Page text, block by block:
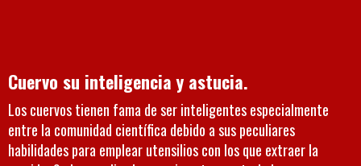
Cuervo su inteligencia y astucia.
Los cuervos tienen fama de ser inteligentes especialmente
entre la comunidad científica debido a sus peculiares
habilidades para emplear utensilios con los que extraer la